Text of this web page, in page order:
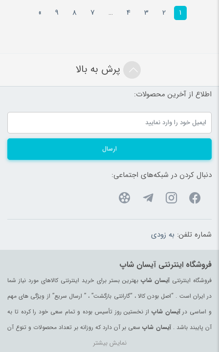
1
2
3
4
…
7
8
9
»
پرش به بالا
اطلاع از آخرین محصولات:
ارسال
دنبال کردن در شبکه‌های اجتماعی:
شماره تلفن: به زودی
فروشگاه اینترنتی آیسان شاپ
فروشگاه اینترنتیآیسان شاپبهترین بستر برای خرید اینترنتی کالاهای مورد نیاز شما
در ایران است . “اصل بودن کالا ، “گارانتی بازگشت” ، ” ارسال سریع” از ویژگی های مهم
و اساسی درآیسان شاپ از نخستین روز تأسیس بوده و تمام سعی خود را کرده تا به
آن پایبند باشد .آیسان شاپ سعی بر آن دارد که روزانه بر تعداد محصولات و تنوع آن
بیفزاید تا بتواند نیاز همه ی افراد با هر نوع سلیقه را در خرید محصولات اینترنتی مرتفع
نمایش بیشتر